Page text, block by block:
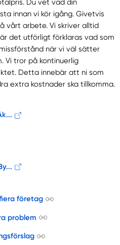
Du vet vad din
innan vi kör igång. Givetvis
vårt arbete. Vi skriver alltid
det utförligt förklaras vad som
när vi väl sätter
Vi tror på kontinuerlig
Detta innebär att ni som
extra kostnader ska tillkomma.
företag
problem